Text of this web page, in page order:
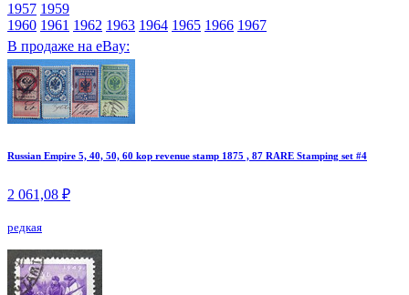
1957 1959
1960 1961 1962 1963 1964 1965 1966 1967
В продаже на eBay:
Russian Empire 5, 40, 50, 60 kop revenue stamp 1875 , 87 RARE Stamping set #4
2 061,08 ₽
редкая